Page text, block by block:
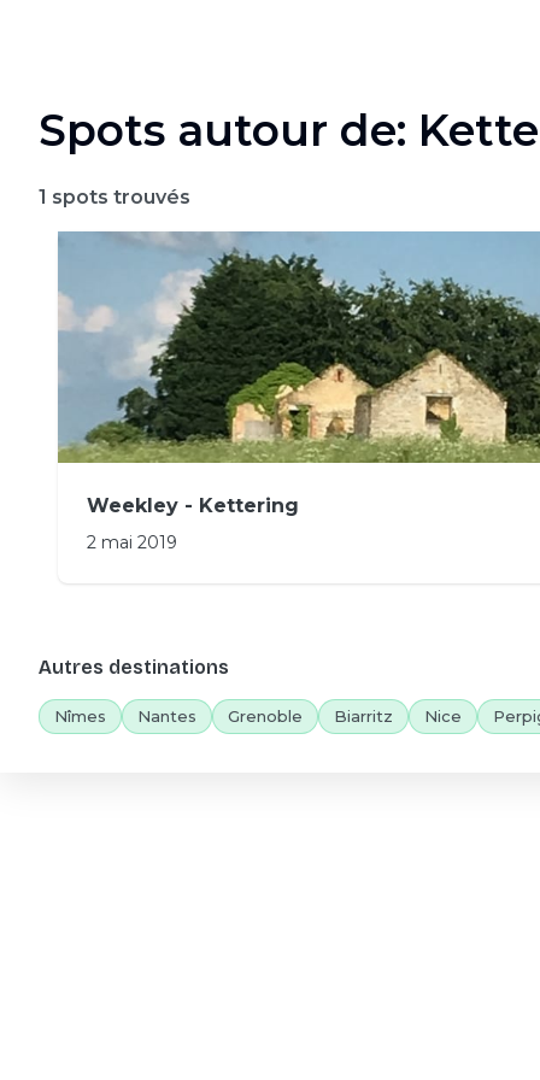
Spots autour de:
1 spots trouvés
Weekley - Kettering
2 mai 2019
Autres destinations
Nîmes Nantes Grenoble Biarritz Nice